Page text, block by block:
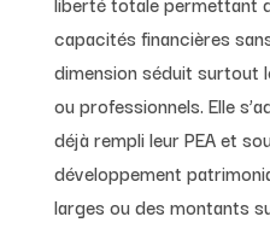
capacités financières
dimension séduit surtout
ou professionnels. Elle
déjà rempli leur PEA et
développement
larges ou des montants